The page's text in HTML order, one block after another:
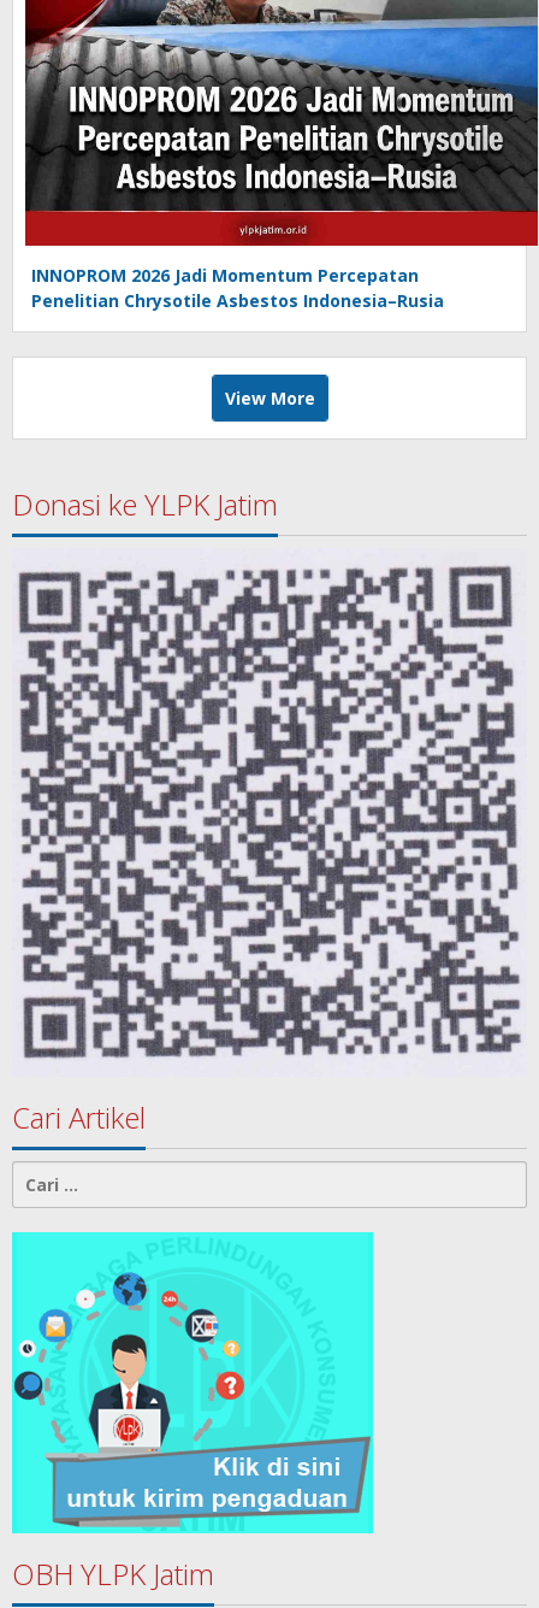
INNOPROM 2026 Jadi Momentum Percepatan
Penelitian Chrysotile Asbestos Indonesia–Rusia
View More
Donasi ke YLPK Jatim
Cari Artikel
Cari
untuk:
OBH YLPK Jatim